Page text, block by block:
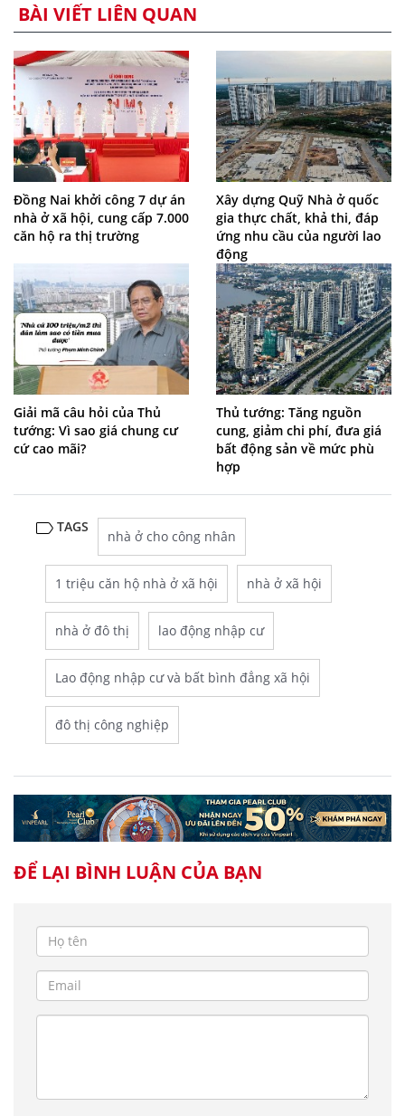
BÀI VIẾT LIÊN QUAN
Đồng Nai khởi công 7 dự án
nhà ở xã hội, cung cấp 7.000
căn hộ ra thị trường
Xây dựng Quỹ Nhà ở quốc
gia thực chất, khả thi, đáp
ứng nhu cầu của người lao
động
Giải mã câu hỏi của Thủ
tướng: Vì sao giá chung cư
cứ cao mãi?
Thủ tướng: Tăng nguồn
cung, giảm chi phí, đưa giá
bất động sản về mức phù
hợp
TAGS
nhà ở cho công nhân
1 triệu căn hộ nhà ở xã hội nhà ở xã hội
nhà ở đô thị lao động nhập cư
Lao động nhập cư và bất bình đẳng xã hội
đô thị công nghiệp
ĐỂ LẠI BÌNH LUẬN CỦA BẠN